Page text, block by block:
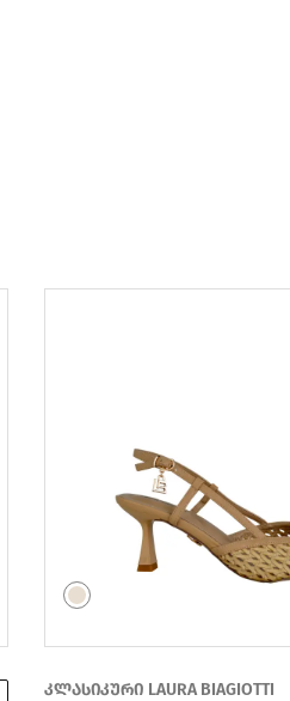
კლასიკური LAURA BIAGIOTTI